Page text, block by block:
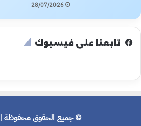
28/07/2026
تابعنا على فيسبوك
© جميع الحقوق محفوظة | 2026 |